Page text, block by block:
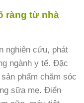
ràng từ nhà
nghiên cứu, phát
ngành y tế. Đặc
phẩm chăm sóc
sữa mẹ. Điển